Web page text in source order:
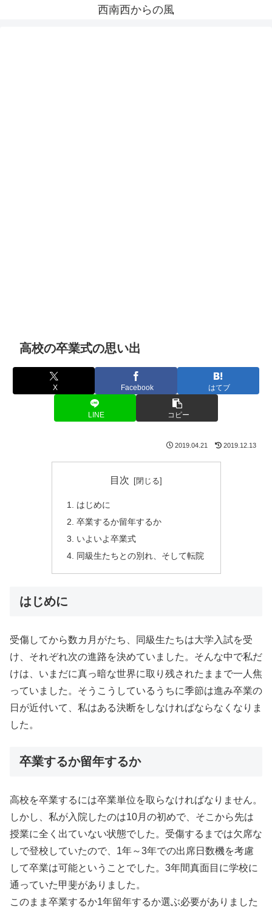
西南西からの風
高校の卒業式の思い出
X Facebook はてブ
LINE コピー
2019.04.21 2019.12.13
目次
はじめに
卒業するか留年するか
いよいよ卒業式
同級生たちとの別れ、そして転院
はじめに
受傷してから数カ月がたち、同級生たちは大学入試を受
け、それぞれ次の進路を決めていました。そんな中で私だ
けは、いまだに真っ暗な世界に取り残されたままで一人焦
っていました。そうこうしているうちに季節は進み卒業の
日が近付いて、私はある決断をしなければならなくなりま
した。
卒業するか留年するか
高校を卒業するには卒業単位を取らなければなりません。
しかし、私が入院したのは10月の初めで、そこから先は
授業に全く出ていない状態でした。受傷するまでは欠席な
しで登校していたので、1年～3年での出席日数機を考慮
して卒業は可能ということでした。3年間真面目に学校に
通っていた甲斐がありました。
このまま卒業するか1年留年するか選ぶ必要がありました